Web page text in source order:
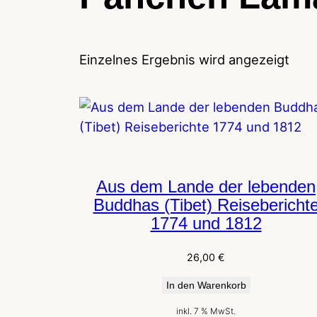
Einzelnes Ergebnis wird angezeigt
Aus dem Lande der lebenden
Buddhas (Tibet)
1774 und 1812
26,00 €
In den Warenkorb
inkl. 7 % MwSt.